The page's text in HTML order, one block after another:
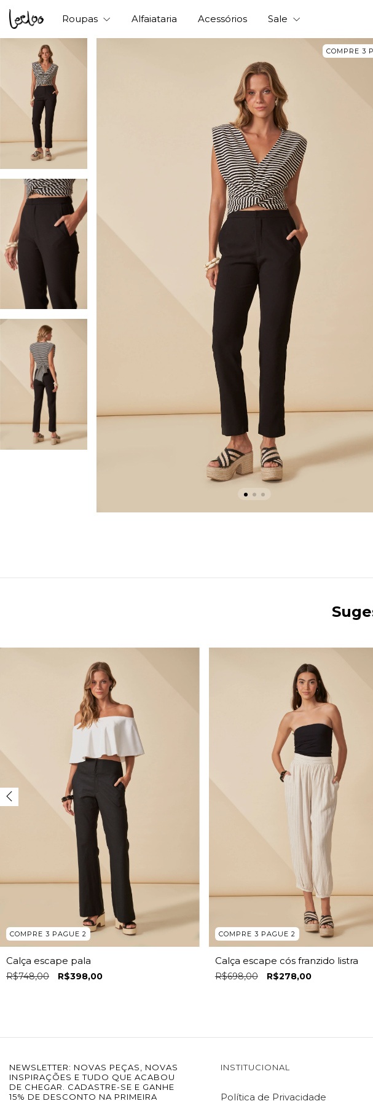
Roupas Alfaiataria Acessórios Sale
COMPRE 3
COMPRE 3 PAGUE 2
Calça escape pala
R$748,00 R$398,00
COMPRE 3 PAGUE 2
Calça escape cós franzido listra
R$698,00 R$278,00
NEWSLETTER: NOVAS PEÇAS, NOVAS
INSPIRAÇÕES E TUDO QUE ACABOU
DE CHEGAR. CADASTRE-SE E GANHE
15% DE DESCONTO NA PRIMEIRA
INSTITUCIONAL
Política de Privacidade